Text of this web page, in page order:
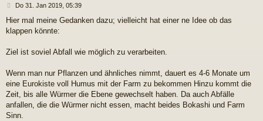
B
i
t
a
Do 31. Jan 2019, 05:39
Hier mal meine Gedanken dazu; vielleicht hat einer ne Idee ob das
klappen könnte:
Ziel ist soviel Abfall wie möglich zu verarbeiten.
Wenn man nur Pflanzen und ähnliches nimmt, dauert es 4-6 Monate um
eine Eurokiste voll Humus mit der Farm zu bekommen Hinzu kommt die
Zeit, bis alle Würmer die Ebene gewechselt haben. Da auch Abfälle
anfallen, die die Würmer nicht essen, macht beides Bokashi und Farm
Sinn.